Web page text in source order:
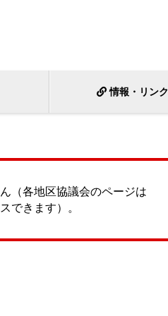
情報・リンク
（各地区協議会のページは
できます）。